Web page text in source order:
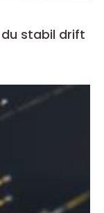
stabil drift